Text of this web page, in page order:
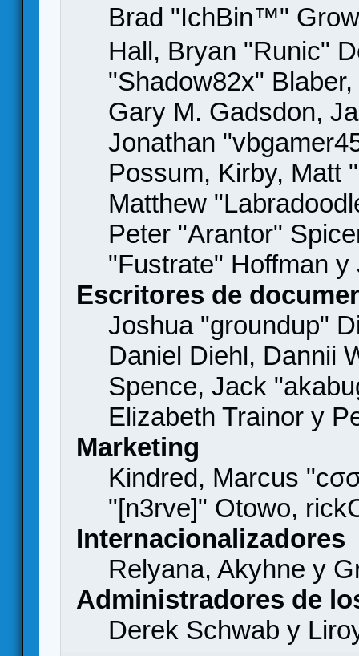
Brad "IchBin™"
Hall, Bryan "Runic"
"Shadow82x"
Gary M. Gadsdon,
Jonathan
Possum, Kirby, Matt
Matthew
Peter "Arantor"
"Fustrate" Hoffman
Escritores de
Joshua "groundup"
Daniel Diehl, Dannii
Spence, Jack
Elizabeth Trainor y
Marketing
Kindred, Marcus
"[n3rve]" Otowo,
Internacionalizadores
Relyana, Akyhne y
Administradores de
Derek Schwab y